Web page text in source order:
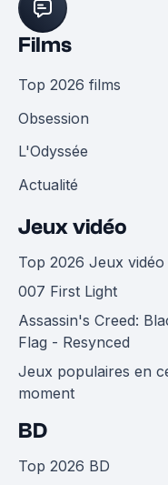
Films
Top 2026 films
Obsession
L'Odyssée
Actualité
Jeux vidéo
Top 2026 Jeux vidéo
007 First Light
Assassin's Creed:
Flag - Resynced
Jeux populaires en
moment
BD
Top 2026 BD